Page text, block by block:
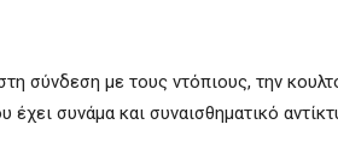
σύνδεση με τους ντόπιους, την
συνάμα και συναισθηματικό